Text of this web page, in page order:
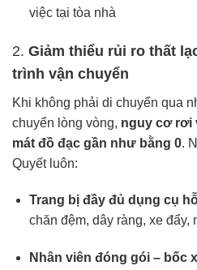
việc tại tòa nhà
2. Giảm thiểu rủi ro thất
trình vận chuyển
Khi không phải di chuyển qua
chuyển lòng vòng, nguy cơ rơi
mát đồ đạc gần như bằng 0.
Quyết luôn:
Trang bị đầy đủ dụng cụ
chăn đệm, dây ràng, xe đẩy,
Nhân viên đóng gói – bốc